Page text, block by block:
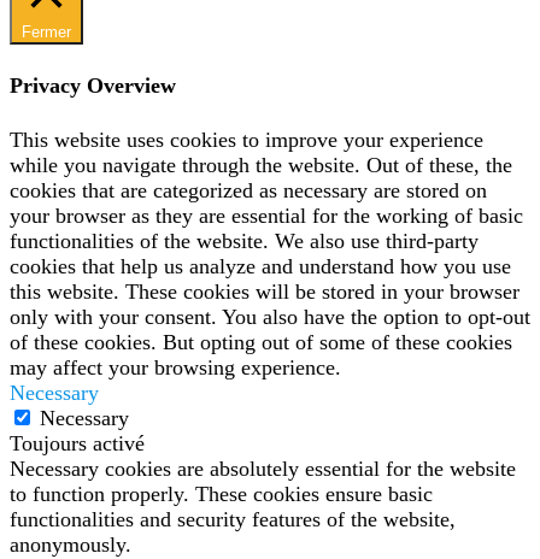
Fermer
Privacy Overview
This website uses cookies to improve your experience
while you navigate through the website. Out of these, the
cookies that are categorized as necessary are stored on
your browser as they are essential for the working of basic
functionalities of the website. We also use third-party
cookies that help us analyze and understand how you use
this website. These cookies will be stored in your browser
only with your consent. You also have the option to opt-out
of these cookies. But opting out of some of these cookies
may affect your browsing experience.
Necessary
Necessary
Toujours activé
Necessary cookies are absolutely essential for the website
to function properly. These cookies ensure basic
functionalities and security features of the website,
anonymously.